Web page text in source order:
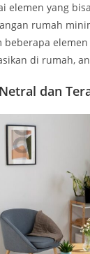
elemen yang
rumah
beberapa
di rumah,
dan